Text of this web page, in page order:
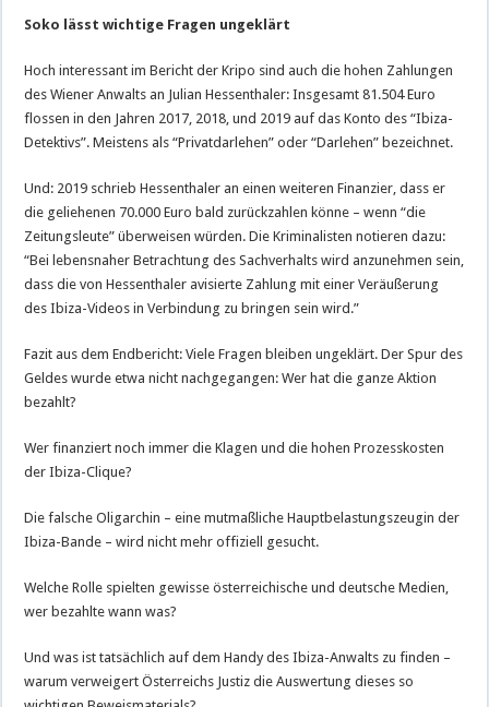
Soko lässt wichtige Fragen ungeklärt
Hoch interessant im Bericht der Kripo sind auch die hohen Zahlungen
des Wiener Anwalts an Julian Hessenthaler: Insgesamt 81.504 Euro
flossen in den Jahren 2017, 2018, und 2019 auf das Konto des “Ibiza-
Detektivs”. Meistens als “Privatdarlehen” oder “Darlehen” bezeichnet.
Und: 2019 schrieb Hessenthaler an einen weiteren Finanzier, dass er
die geliehenen 70.000 Euro bald zurückzahlen könne – wenn “die
Zeitungsleute” überweisen würden. Die Kriminalisten notieren dazu:
“Bei lebensnaher Betrachtung des Sachverhalts wird anzunehmen sein,
dass die von Hessenthaler avisierte Zahlung mit einer Veräußerung
des Ibiza-Videos in Verbindung zu bringen sein wird.”
Fazit aus dem Endbericht: Viele Fragen bleiben ungeklärt. Der Spur des
Geldes wurde etwa nicht nachgegangen: Wer hat die ganze Aktion
bezahlt?
Wer finanziert noch immer die Klagen und die hohen Prozesskosten
der Ibiza-Clique?
Die falsche Oligarchin – eine mutmaßliche Hauptbelastungszeugin der
Ibiza-Bande – wird nicht mehr offiziell gesucht.
Welche Rolle spielten gewisse österreichische und deutsche Medien,
wer bezahlte wann was?
Und was ist tatsächlich auf dem Handy des Ibiza-Anwalts zu finden –
warum verweigert Österreichs Justiz die Auswertung dieses so